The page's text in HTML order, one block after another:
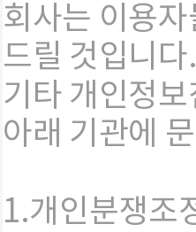
회사는 이용
드릴 것입니다.
기타 개인정
아래 기관에
1.개인분쟁